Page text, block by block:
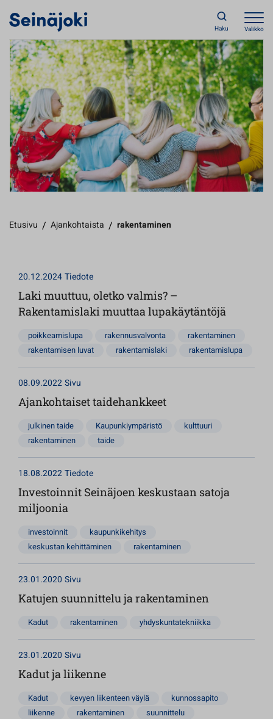
Haku Valikko
Etusivu / Ajankohtaista / rakentaminen
20.12.2024Tiedote
Laki muuttuu, oletko valmis? –
Rakentamislaki muuttaa lupakäytäntöjä
poikkeamislupa rakennusvalvonta
rakentaminen
rakentamisen luvat
rakentamislaki rakentamislupa
08.09.2022Sivu
Ajankohtaiset taidehankkeet
julkinen taide Kaupunkiympäristö
kulttuuri
rakentaminen
taide
18.08.2022Tiedote
Investoinnit Seinäjoen keskustaan satoja
miljoonia
investoinnit
kaupunkikehitys
keskustan kehittäminen
rakentaminen
23.01.2020 Sivu
Katujen suunnittelu ja rakentaminen
Kadut rakentaminen yhdyskuntatekniikka
23.01.2020 Sivu
Kadut ja liikenne
Kadut kevyen liikenteen väylä
kunnossapito
liikenne
rakentaminen
suunnittelu